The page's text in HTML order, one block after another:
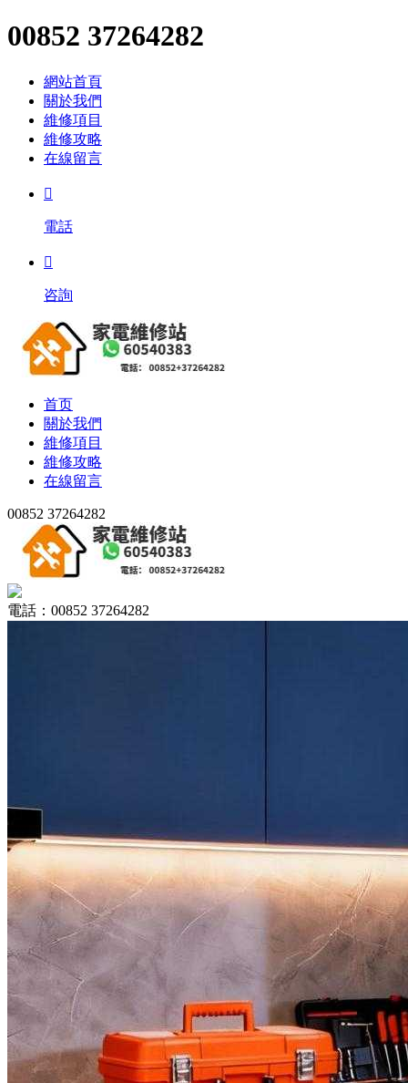
00852 37264282
網站首頁
關於我們
維修項目
維修攻略
在線留言

電話

咨詢
首页
關於我們
維修項目
維修攻略
在線留言
00852 37264282
電話：00852 37264282